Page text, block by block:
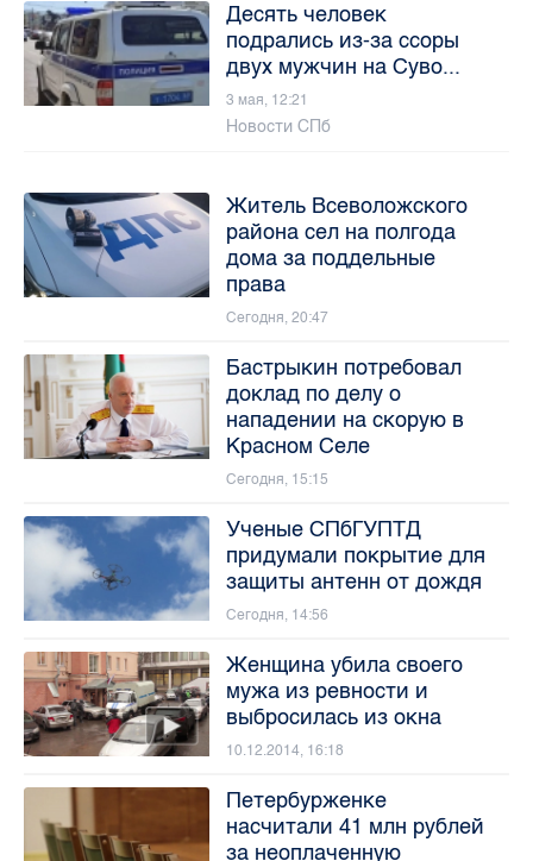
Десять человек
подрались из-за ссоры
двух мужчин на Суво...
3 мая, 12:21
Новости СПб
Житель Всеволожского
района сел на полгода
дома за поддельные
права
Сегодня, 20:47
Бастрыкин потребовал
доклад по делу о
нападении на скорую в
Красном Селе
Сегодня, 15:15
Ученые СПбГУПТД
придумали покрытие для
защиты антенн от дождя
Сегодня, 14:56
Женщина убила своего
мужа из ревности и
выбросилась из окна
10.12.2014, 16:18
Петербурженке
насчитали 41 млн рублей
за неоплаченную